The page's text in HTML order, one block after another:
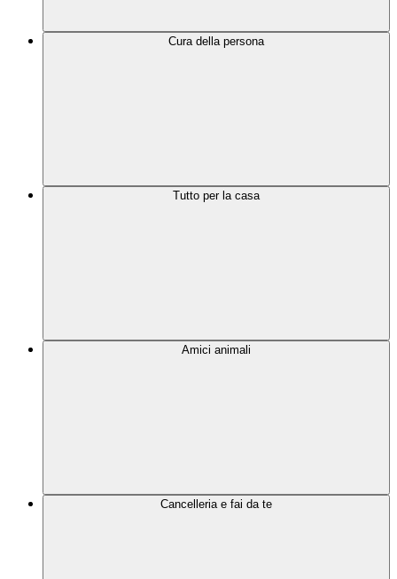
Cura della persona
Tutto per la casa
Amici animali
Cancelleria e fai da te